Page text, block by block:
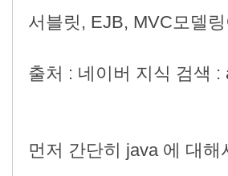
서블릿, EJB, MVC모델
출처 : 네이버 지식 검색 :
먼저 간단히 java 에 대